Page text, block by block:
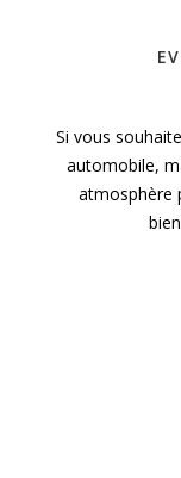
Si vous
automobile,
atmosphère